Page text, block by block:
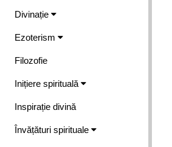
Divinație
Ezoterism
Filozofie
Inițiere spirituală
Inspirație divină
Învățături spirituale